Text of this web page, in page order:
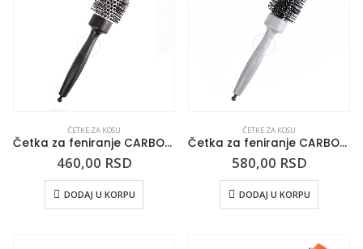
ČETKE ZA KOSU
Četka za feniranje CARBON SHATUSH 30mm
460,00 RSD
DODAJ U KORPU
ČETKE ZA KOSU
Četka za feniranje CARBON DIAMOND 30mm
580,00 RSD
DODAJ U KORPU